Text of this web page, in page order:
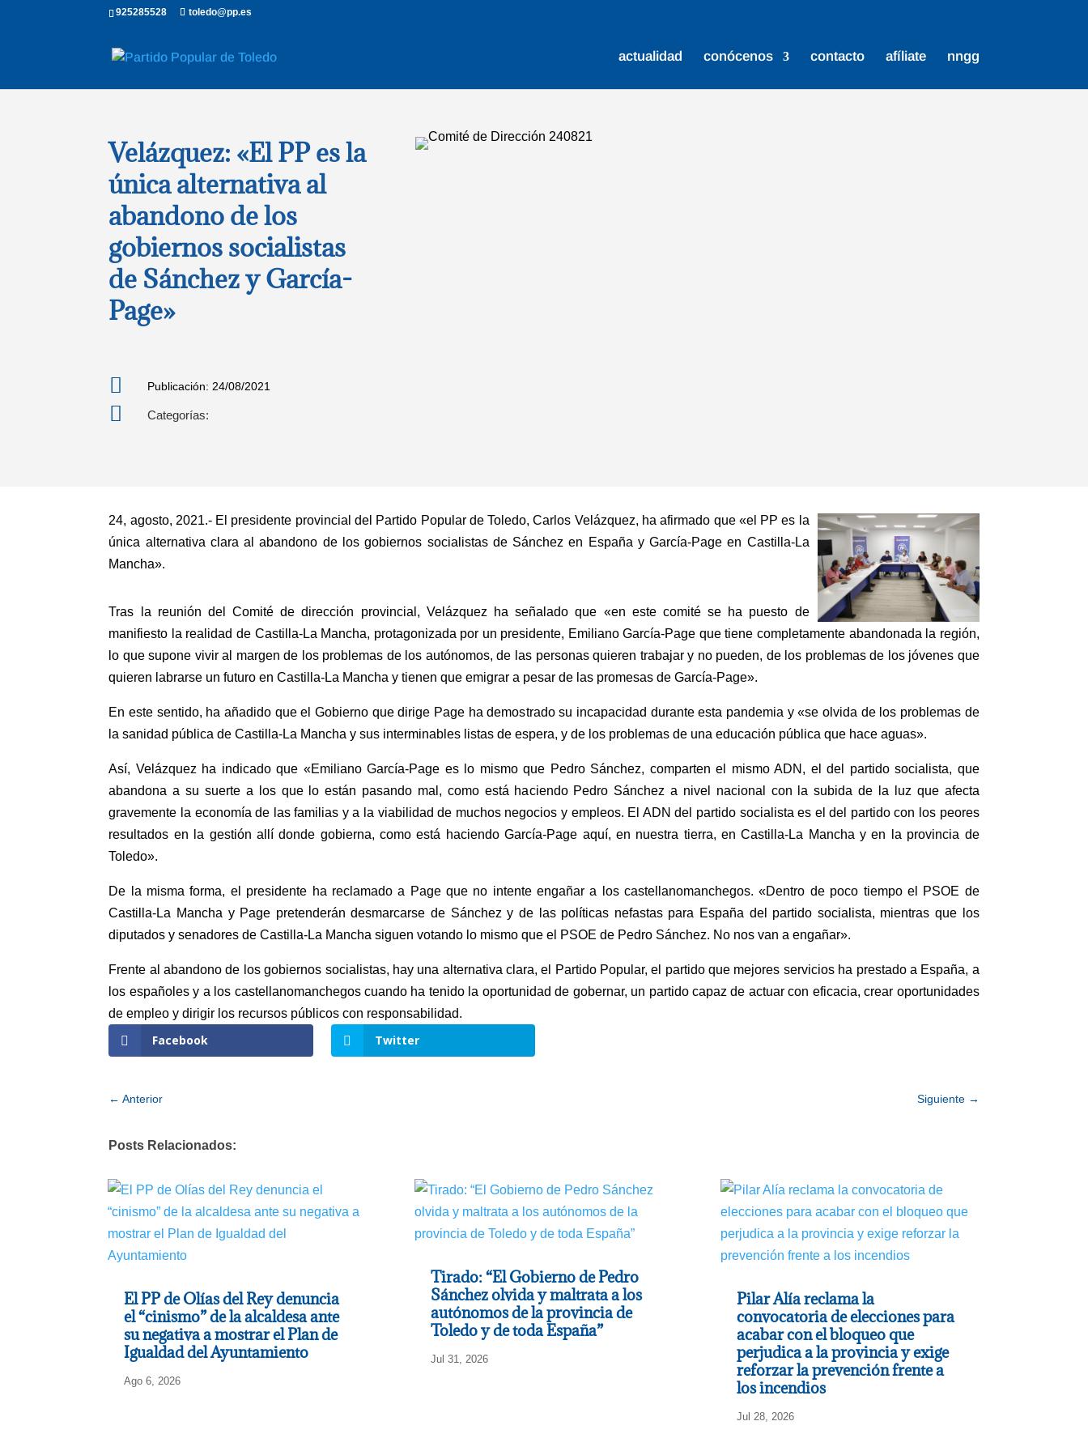
925285528 toledo@pp.es
actualidad conócenos contacto afíliate nngg
Velázquez: «El PP es la
única alternativa al
abandono de los
gobiernos socialistas
de Sánchez y García-
Page»
 Publicación: 24/08/2021
 Categorías:
24, agosto, 2021.- El presidente provincial del Partido Popular de Toledo, Carlos Velázquez, ha afirmado que «el PP es la
única alternativa clara al abandono de los gobiernos socialistas de Sánchez en España y García-Page en Castilla-La
Mancha».
Tras la reunión del Comité de dirección provincial, Velázquez ha señalado que «en este comité se ha puesto de
manifiesto la realidad de Castilla-La Mancha, protagonizada por un presidente, Emiliano García-Page que tiene completamente abandonada la región,
lo que supone vivir al margen de los problemas de los autónomos, de las personas quieren trabajar y no pueden, de los problemas de los jóvenes que
quieren labrarse un futuro en Castilla-La Mancha y tienen que emigrar a pesar de las promesas de García-Page».
En este sentido, ha añadido que el Gobierno que dirige Page ha demostrado su incapacidad durante esta pandemia y «se olvida de los problemas de
la sanidad pública de Castilla-La Mancha y sus interminables listas de espera, y de los problemas de una educación pública que hace aguas».
Así, Velázquez ha indicado que «Emiliano García-Page es lo mismo que Pedro Sánchez, comparten el mismo ADN, el del partido socialista, que
abandona a su suerte a los que lo están pasando mal, como está haciendo Pedro Sánchez a nivel nacional con la subida de la luz que afecta
gravemente la economía de las familias y a la viabilidad de muchos negocios y empleos. El ADN del partido socialista es el del partido con los peores
resultados en la gestión allí donde gobierna, como está haciendo García-Page aquí, en nuestra tierra, en Castilla-La Mancha y en la provincia de
Toledo».
De la misma forma, el presidente ha reclamado a Page que no intente engañar a los castellanomanchegos. «Dentro de poco tiempo el PSOE de
Castilla-La Mancha y Page pretenderán desmarcarse de Sánchez y de las políticas nefastas para España del partido socialista, mientras que los
diputados y senadores de Castilla-La Mancha siguen votando lo mismo que el PSOE de Pedro Sánchez. No nos van a engañar».
Frente al abandono de los gobiernos socialistas, hay una alternativa clara, el Partido Popular, el partido que mejores servicios ha prestado a España, a
los españoles y a los castellanomanchegos cuando ha tenido la oportunidad de gobernar, un partido capaz de actuar con eficacia, crear oportunidades
de empleo y dirigir los recursos públicos con responsabilidad.
Facebook Twitter
←Anterior Siguiente→
Posts Relacionados:
El PP de Olías del Rey denuncia
el “cinismo” de la alcaldesa ante
su negativa a mostrar el Plan de
Igualdad del Ayuntamiento
Ago 6, 2026
Tirado: “El Gobierno de Pedro
Sánchez olvida y maltrata a los
autónomos de la provincia de
Toledo y de toda España”
Jul 31, 2026
Pilar Alía reclama la
convocatoria de elecciones para
acabar con el bloqueo que
perjudica a la provincia y exige
reforzar la prevención frente a
los incendios
Jul 28, 2026